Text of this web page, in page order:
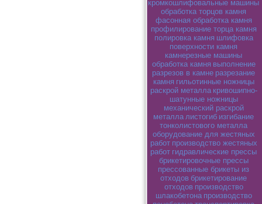
кромкошлифовальные машины
обработка торцов камня
фасонная обработка камня
профилирование торца камня
полировка камня шлифовка
поверхности камня
камнерезные машины
обработка камня выполнение
разрезов в камне разрезание
камня гильотинные ножницы
раскрой металла кривошипно-
шатунные ножницы
механический раскрой
металла листогиб изгибание
тонколистового металла
оборудование для жестяных
работ производство жестяных
работ гидравлические прессы
брикетировочные прессы
прессованные брикеты из
отходов брикетирование
отходов производство
шлакобетона производство